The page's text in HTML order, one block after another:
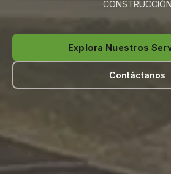
CONSTRUCCIÓN
Explora Nuestros
Contáctanos